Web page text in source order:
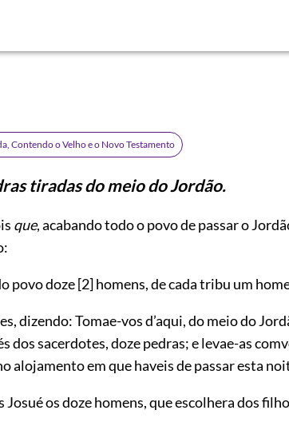
Contendo o Velho e o Novo Testamento
tiradas do meio do Jordão.
que, acabando todo o povo de passar o
povo doze[2]homens, de cada tribu um
dizendo: Tomae-vos d’aqui, do meio do
dos sacerdotes, doze pedras; e levae-as
alojamento em que haveis de passar esta
Josué os doze homens, que escolhera dos